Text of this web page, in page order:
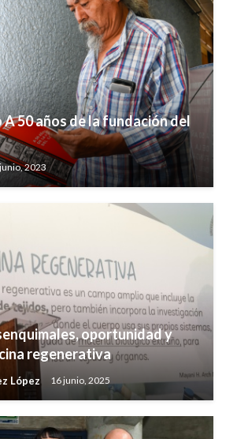
50 años de la fundación del
2023
oportunidad y
regenerativa
López 16 junio, 2025